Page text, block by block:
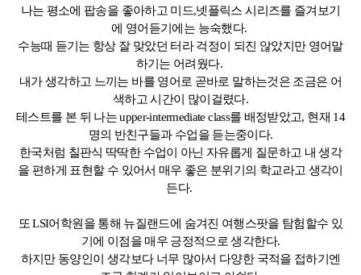
나는 평소에 팝송을 좋아하고 미드,넷플릭스 시리즈를 즐겨보기
에 영어듣기에는 능숙했다.
수능때 듣기는 항상 잘 맞았던 터라 걱정이 되진 않았지만 영어말
하기는 어려웠다.
내가 생각하고 느끼는 바를 영어로 곧바로 말하는것은 조금은 어
색하고 시간이 많이걸렸다.
테스트를 본 뒤 나는 upper-intermediate class를 배정받았고, 현재 14
명의 반친구들과 수업을 듣는중이다.
한국처럼 칠판식 딱딱한 수업이 아닌 자유롭게 질문하고 내 생각
을 편하게 표현할 수 있어서 매우 좋은 분위기의 학교라고 생각이
든다.
또 LSI어학원을 통해 뉴질랜드에 숨겨진 여행스팟을 탐험할수 있
기에 이점을 매우 긍정적으로 생각한다.
하지만 동양인이 생각보다 너무 많아서 다양한 국적을 접하기엔